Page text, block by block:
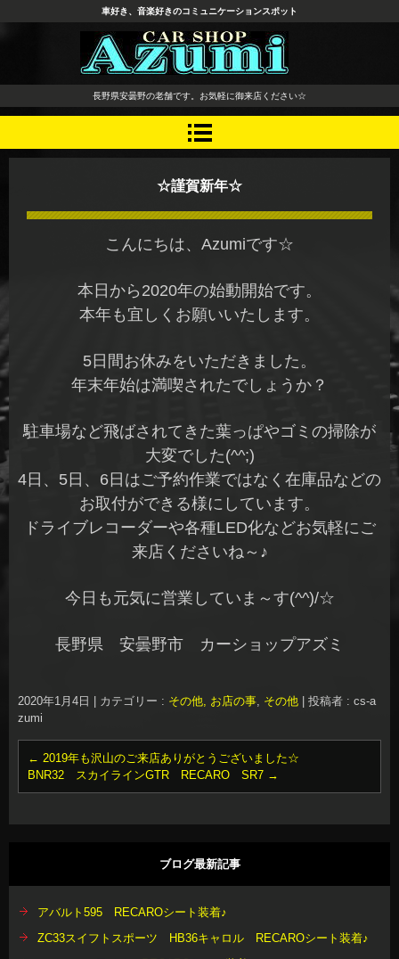
長野県 安曇野市 タイヤ ホ
イール デッドニング カーオ
ーディオ レカロシート
車好き、音楽好きのコミュニケーションスポット
長野県安曇野の老舗です。お気軽に御来店ください☆
☆謹賀新年☆
こんにちは、Azumiです☆
本日から2020年の始動開始です。
本年も宜しくお願いいたします。
5日間お休みをいただきました。
年末年始は満喫されたでしょうか？
駐車場など飛ばされてきた葉っぱやゴミの掃除が
大変でした(^^;)
4日、5日、6日はご予約作業ではなく在庫品などの
お取付ができる様にしています。
ドライブレコーダーや各種LED化などお気軽にご
来店くださいね～♪
今日も元気に営業していま～す(^^)/☆
長野県 安曇野市 カーショップアズミ
2020年1月4日 カテゴリー : その他, お店の事, その他
投稿者 : cs-a
zumi
← 2019年も沢山のご来店ありがとうございました☆
BNR32 スカイラインGTR RECARO SR7 →
ブログ最新記事
アバルト595 RECAROシート装着♪
ZC33スイフトスポーツ HB36キャロル RECAROシート装着♪